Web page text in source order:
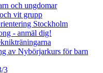
och ungdomar
vit grupp
Stockholm
- anmäl dig!
av Nybörjarkurs för barn
3